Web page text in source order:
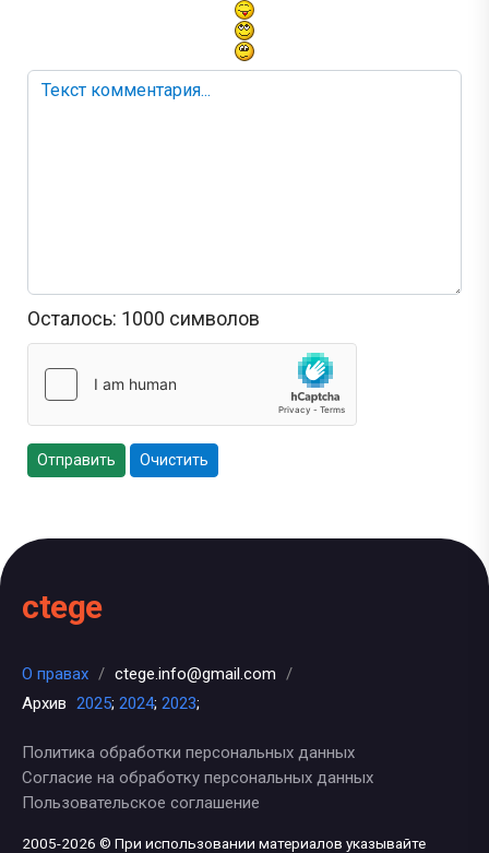
Осталось: 1000 символов
Отправить Очистить
ctege
О правах / ctege.info@gmail.com /
Архив 2025; 2024; 2023;
Политика обработки персональных данных
Согласие на обработку персональных данных
Пользовательское соглашение
2005-2026 © При использовании материалов указывайте